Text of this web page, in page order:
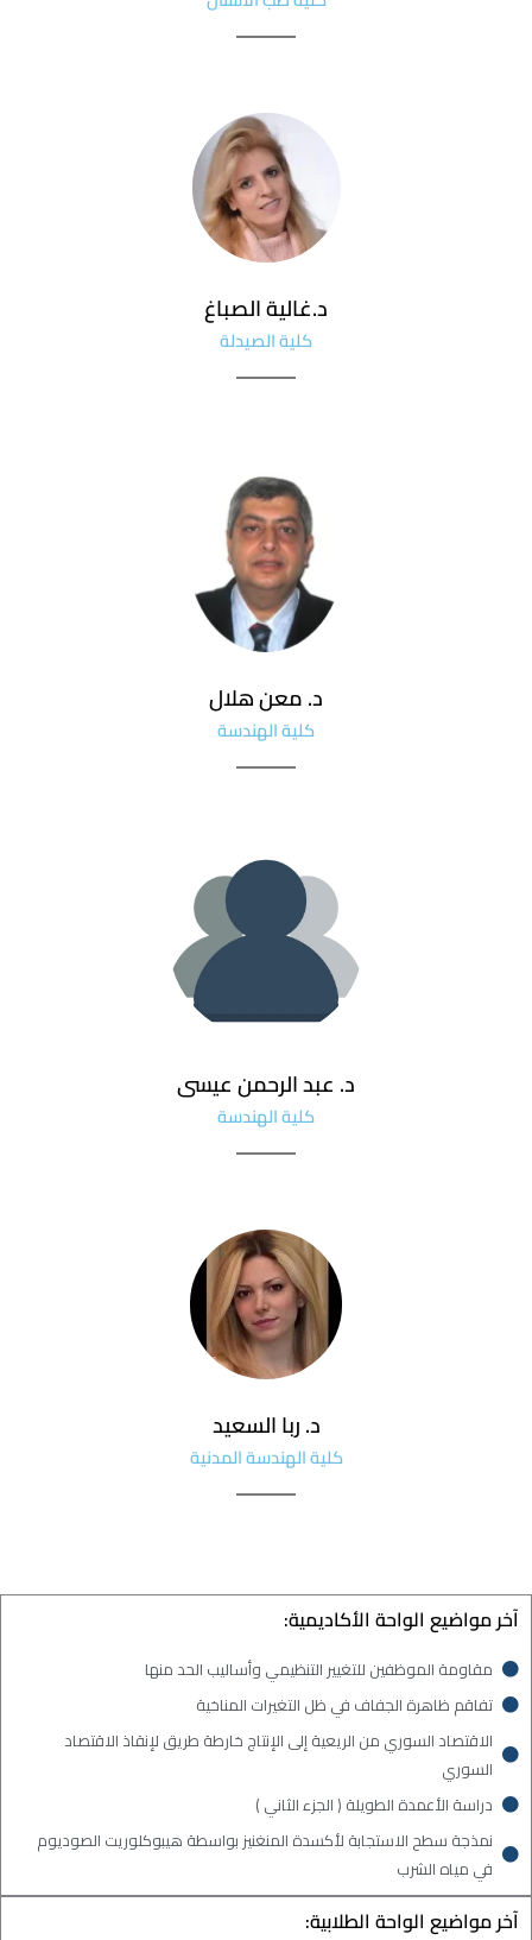
د.غالية الصباغ
كلية الصيدلة
د. معن هلال
كلية الهندسة
د. عبد الرحمن عيسى
كلية الهندسة
د. ربا السعيد
كلية الهندسة المدنية
آخر مواضيع الواحة الأكاديمية:
مقاومة الموظفين للتغيير التنظيمي وأساليب الحد منها
تفاقم ظاهرة الجفاف في ظل التغيرات المناخية
الاقتصاد السوري من الريعية إلى الإنتاج خارطة طريق لإنقاذ الاقتصاد
السوري
دراسة الأعمدة الطويلة ( الجزء الثاني )
نمذجة سطح الاستجابة لأكسدة المنغنيز بواسطة هيبوكلوريت الصوديوم
في مياه الشرب
آخر مواضيع الواحة الطلابية: